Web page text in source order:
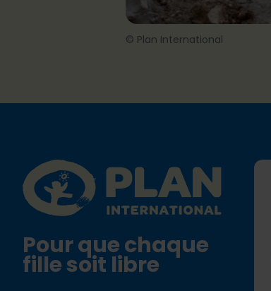
© Plan International
Plan International logo
Pour que chaque
fille soit libre